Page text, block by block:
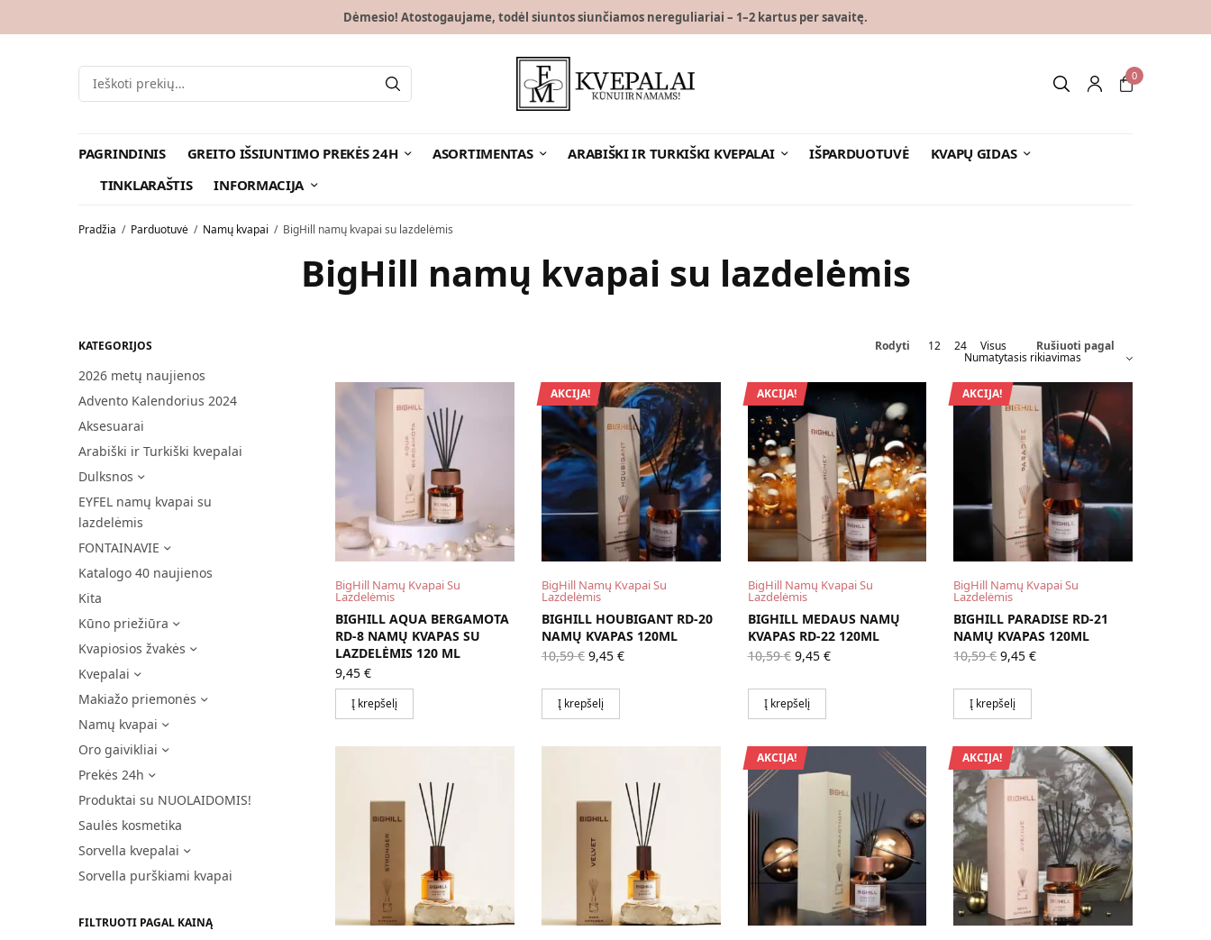
Dėmesio! Atostogaujame, todėl siuntos siunčiamos nereguliariai – 1–2 kartus per savaitę.
0
PAGRINDINIS GREITO IŠSIUNTIMO PREKĖS 24H ASORTIMENTAS ARABIŠKI IR TURKIŠKI KVEPALAI IŠPARDUOTUVĖ
KVAPŲ GIDAS
TINKLARAŠTIS
INFORMACIJA
Pradžia / Parduotuvė / Namų kvapai / BigHill namų kvapai su lazdelėmis
BigHill namų kvapai su lazdelėmis
KATEGORIJOS
2026 metų naujienos
Advento Kalendorius 2024
Aksesuarai
Arabiški ir Turkiški kvepalai
Dulksnos
EYFEL namų kvapai su
lazdelėmis
FONTAINAVIE
Katalogo 40 naujienos
Kita
Kūno priežiūra
Kvapiosios žvakės
Kvepalai
Makiažo priemonės
Namų kvapai
Oro gaivikliai
Prekės 24h
Produktai su NUOLAIDOMIS!
Saulės kosmetika
Sorvella kvepalai
Sorvella purškiami kvapai
FILTRUOTI PAGAL KAINĄ
Rodyti 12 24 Visus Rušiuoti pagal
BigHill Namų Kvapai Su
Lazdelėmis
BIGHILL AQUA BERGAMOTA
RD-8 NAMŲ KVAPAS SU
LAZDELĖMIS 120 ML
9,45 €
Į krepšelį
AKCIJA!
BigHill Namų Kvapai Su
Lazdelėmis
BIGHILL HOUBIGANT RD-20
NAMŲ KVAPAS 120ML
10,59€ Original
price
10,59 €.
9,45 €Current
Į krepšelį
AKCIJA!
BigHill Namų Kvapai Su
Lazdelėmis
BIGHILL MEDAUS NAMŲ
KVAPAS RD-22 120ML
10,59€ Original
price
10,59 €.
9,45 €Current
Į krepšelį
AKCIJA!
BigHill Namų Kvapai Su
Lazdelėmis
BIGHILL PARADISE RD-21
NAMŲ KVAPAS 120ML
10,59€ Original
price
10,59 €.
9,45€Current
Į krepšelį
AKCIJA! AKCIJA!